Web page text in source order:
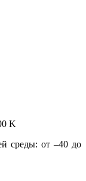
K
среды: от –40 до